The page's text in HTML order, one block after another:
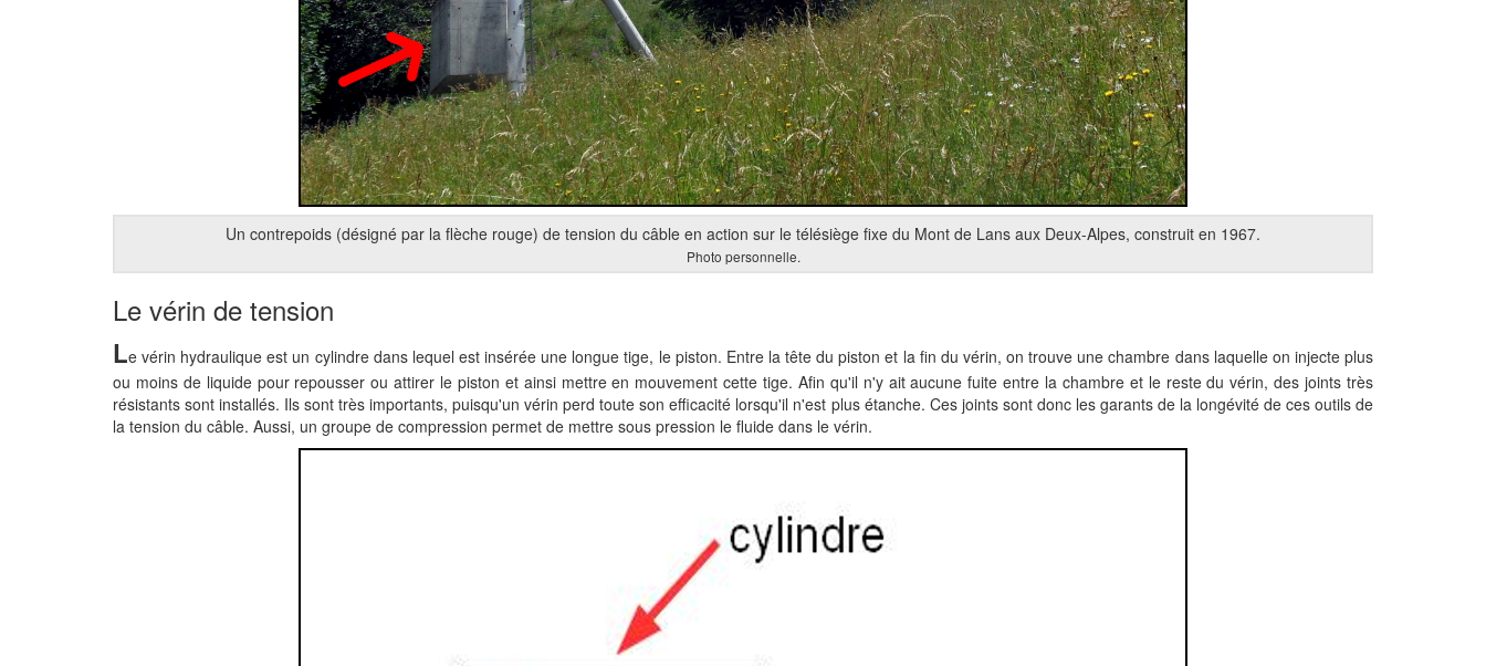
Un contrepoids (désigné par la flèche rouge) de tension du câble en action sur le télésiège fixe du Mont de Lans aux Deux-Alpes, construit en 1967.
Photo personnelle.
Le vérin de tension
Le vérin hydraulique est un cylindre dans lequel est insérée une longue tige, le piston. Entre la tête du piston et la fin du vérin, on trouve une chambre dans laquelle on injecte plus
ou moins de liquide pour repousser ou attirer le piston et ainsi mettre en mouvement cette tige. Afin qu'il n'y ait aucune fuite entre la chambre et le reste du vérin, des joints très
résistants sont installés. Ils sont très importants, puisqu'un vérin perd toute son efficacité lorsqu'il n'est plus étanche. Ces joints sont donc les garants de la longévité de ces outils de
la tension du câble. Aussi, un groupe de compression permet de mettre sous pression le fluide dans le vérin.